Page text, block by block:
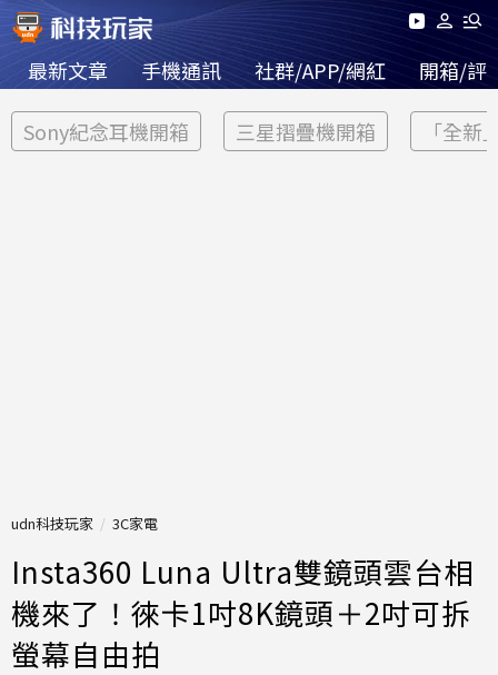
最新文章 手機通訊 社群/APP/網紅 開箱/評
Sony紀念耳機開箱 三星摺疊機開箱 「全新
udn科技玩家 3C家電
Insta360 Luna Ultra雙鏡頭雲台相
機來了！徠卡1吋8K鏡頭＋2吋可拆
螢幕自由拍